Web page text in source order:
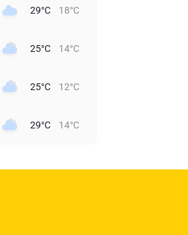
29°C 18°C
25°C 14°C
25°C 12°C
29°C 14°C